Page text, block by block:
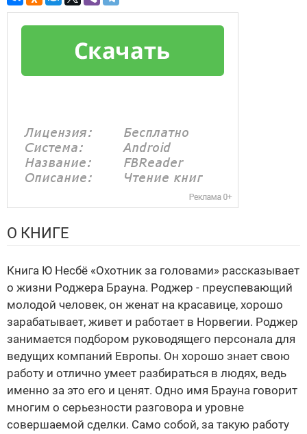
О КНИГЕ
Книга Ю Несбё «Охотник за головами» рассказывает
о жизни Роджера Брауна. Роджер - преуспевающий
молодой человек, он женат на красавице, хорошо
зарабатывает, живет и работает в Норвегии. Роджер
занимается подбором руководящего персонала для
ведущих компаний Европы. Он хорошо знает свою
работу и отлично умеет разбираться в людях, ведь
именно за это его и ценят. Одно имя Брауна говорит
многим о серьезности разговора и уровне
совершаемой сделки. Само собой, за такую работу